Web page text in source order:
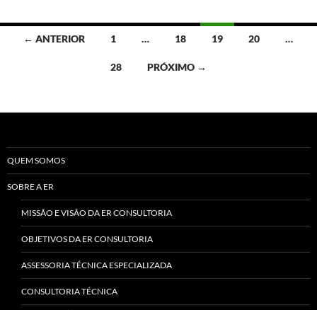
Navegação
← ANTERIOR 1 … 18 19 20 …
28 PRÓXIMO →
QUEM SOMOS
SOBRE A ER
MISSÃO E VISÃO DA ER CONSULTORIA
OBJETIVOS DA ER CONSULTORIA
ASSESSORIA TÉCNICA ESPECIALIZADA
CONSULTORIA TÉCNICA